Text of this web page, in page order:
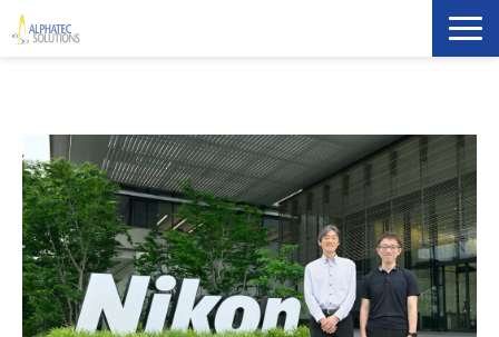
導入事例
イベント・セミナー
ブログ